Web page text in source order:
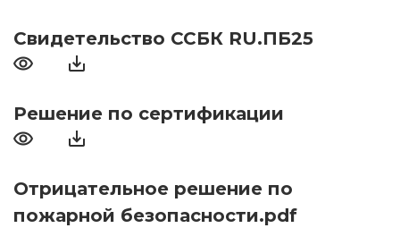
Свидетельство ССБК RU.ПБ25
Решение по сертификации
Отрицательное решение по
пожарной безопасности.pdf